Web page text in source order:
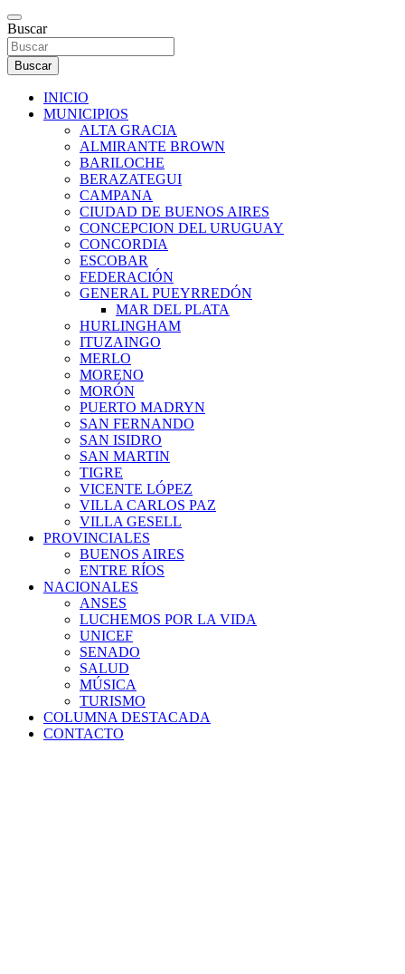
Buscar
Buscar
INICIO
MUNICIPIOS
ALTA GRACIA
ALMIRANTE BROWN
BARILOCHE
BERAZATEGUI
CAMPANA
CIUDAD DE BUENOS AIRES
CONCEPCION DEL URUGUAY
CONCORDIA
ESCOBAR
FEDERACIÓN
GENERAL PUEYRREDÓN
MAR DEL PLATA
HURLINGHAM
ITUZAINGO
MERLO
MORENO
MORÓN
PUERTO MADRYN
SAN FERNANDO
SAN ISIDRO
SAN MARTIN
TIGRE
VICENTE LÓPEZ
VILLA CARLOS PAZ
VILLA GESELL
PROVINCIALES
BUENOS AIRES
ENTRE RÍOS
NACIONALES
ANSES
LUCHEMOS POR LA VIDA
UNICEF
SENADO
SALUD
MÚSICA
TURISMO
COLUMNA DESTACADA
CONTACTO